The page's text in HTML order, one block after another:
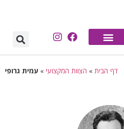
דף הבית » הצוות המקצועי » עמית גרופי